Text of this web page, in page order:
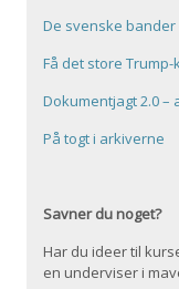
De svenske
Få det store
Dokumentjagt 2.0
På togt i arkiverne
Savner du noget?
Har du ideer til
en underviser i